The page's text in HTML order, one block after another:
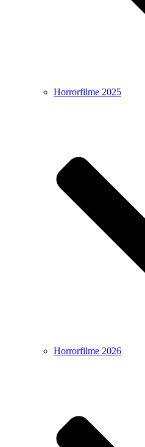
Horrorfilme 2025
Horrorfilme 2026